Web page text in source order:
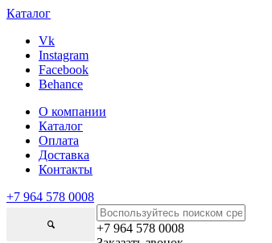
Каталог
Vk
Instagram
Facebook
Behance
О компании
Каталог
Оплата
Доставка
Контакты
+7 964 578 0008
+7 964 578 0008